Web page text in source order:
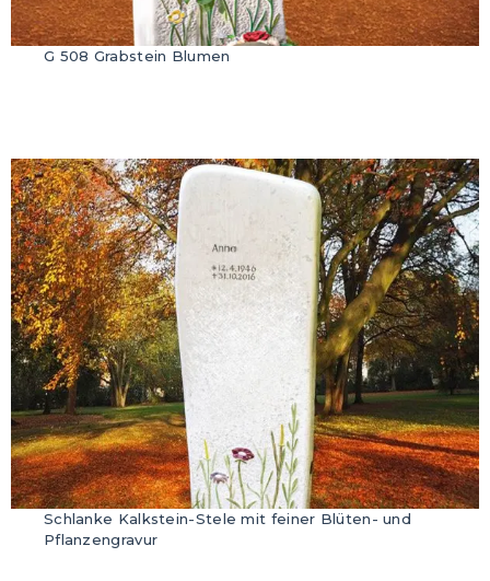
G 508 Grabstein Blumen
Schlanke Kalkstein-Stele mit feiner Blüten- und
Pflanzengravur